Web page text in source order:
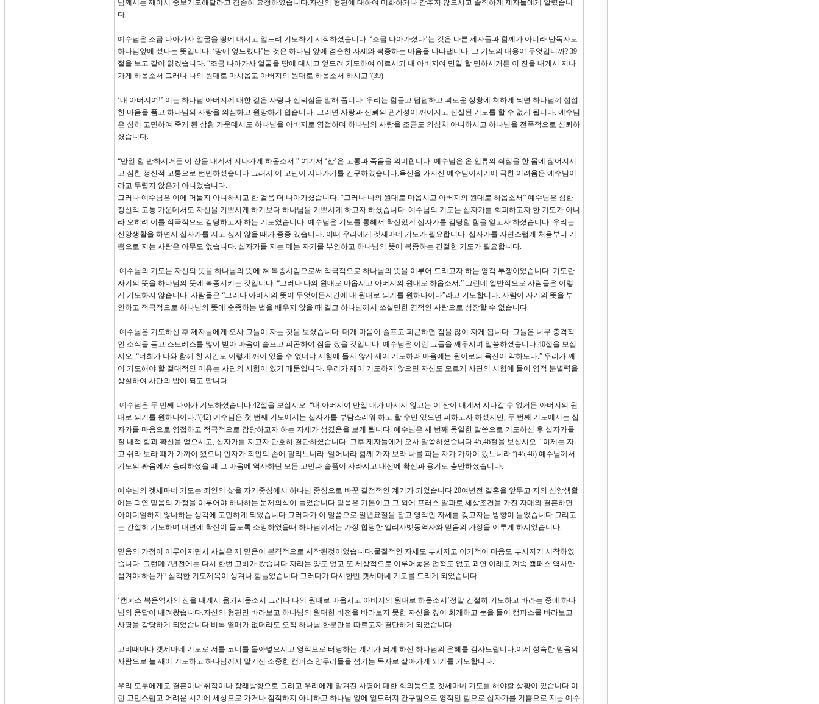
님께서는 깨어서 중보기도해달라고 겸손히 요청하였습니다.자신의 형편에 대하여 미화하거나 감추지 않으시고 솔직하게 제자들에게 알렸습니
다.
예수님은 조금 나아가사 얼굴을 땅에 대시고 엎드려 기도하기 시작하셨습니다. ‘조금 나아가셨다’는 것은 다른 제자들과 함께가 아니라 단독자로
하나님앞에 섰다는 뜻입니다. ‘땅에 엎드렸다’는 것은 하나님 앞에 겸손한 자세와 복종하는 마음을 나타냅니다. 그 기도의 내용이 무엇입니까? 39
절을 보고 같이 읽겠습니다. “조금 나아가사 얼굴을 땅에 대시고 엎드려 기도하여 이르시되 내 아버지여 만일 할 만하시거든 이 잔을 내게서 지나
가게 하옵소서 그러나 나의 원대로 마시옵고 아버지의 원대로 하옵소서 하시고”(39)
‘내 아버지여!’ 이는 하나님 아버지께 대한 깊은 사랑과 신뢰심을 말해 줍니다. 우리는 힘들고 답답하고 괴로운 상황에 처하게 되면 하나님께 섭섭
한 마음을 품고 하나님의 사랑을 의심하고 원망하기 쉽습니다. 그러면 사랑과 신뢰의 관계성이 깨어지고 진실된 기도를 할 수 없게 됩니다. 예수님
은 심히 고민하여 죽게 된 상황 가운데서도 하나님을 아버지로 영접하며 하나님의 사랑을 조금도 의심치 아니하시고 하나님을 전폭적으로 신뢰하
셨습니다.
“만일 할 만하시거든 이 잔을 내게서 지나가게 하옵소서.” 여기서 ‘잔’은 고통과 죽음을 의미합니다. 예수님은 온 인류의 죄짐을 한 몸에 짊어지시
고 심한 정신적 고통으로 번민하셨습니다.그래서 이 고난이 지나가기를 간구하였습니다.육신을 가지신 예수님이시기에 극한 어려움은 예수님이
라고 두렵지 않은게 아니었습니다.
그러나 예수님은 이에 머물지 아니하시고 한 걸음 더 나아가셨습니다. “그러나 나의 원대로 마옵시고 아버지의 원대로 하옵소서” 예수님은 심한
정신적 고통 가운데서도 자신을 기쁘시게 하기보다 하나님을 기쁘시게 하고자 하셨습니다. 예수님의 기도는 십자가를 회피하고자 한 기도가 아니
라 오히려 이를 적극적으로 감당하고자 하는 기도였습니다. 예수님은 기도를 통해서 확신있게 십자가를 감당할 힘을 얻고자 하셨습니다. 우리는
신앙생활을 하면서 십자가를 지고 싶지 않을 때가 종종 있습니다. 이때 우리에게 겟세마네 기도가 필요합니다. 십자가를 자연스럽게 처음부터 기
쁨으로 지는 사람은 아무도 없습니다. 십자가를 지는 데는 자기를 부인하고 하나님의 뜻에 복종하는 간절한 기도가 필요합니다.
예수님의 기도는 자신의 뜻을 하나님의 뜻에 쳐 복종시킴으로써 적극적으로 하나님의 뜻을 이루어 드리고자 하는 영적 투쟁이었습니다. 기도란
자기의 뜻을 하나님의 뜻에 복종시키는 것입니다. “그러나 나의 원대로 마옵시고 아버지의 원대로 하옵소서.” 그런데 일반적으로 사람들은 이렇
게 기도하지 않습니다. 사람들은 “그러나 아버지의 뜻이 무엇이든지간에 내 원대로 되기를 원하나이다”라고 기도합니다. 사람이 자기의 뜻을 부
인하고 적극적으로 하나님의 뜻에 순종하는 법을 배우지 않을 때 결코 하나님께서 쓰실만한 영적인 사람으로 성장할 수 없습니다.
예수님은 기도하신 후 제자들에게 오사 그들이 자는 것을 보셨습니다. 대개 마음이 슬프고 피곤하면 잠을 많이 자게 됩니다. 그들은 너무 충격적
인 소식을 듣고 스트레스를 많이 받아 마음이 슬프고 피곤하여 잠을 잤을 것입니다. 예수님은 이런 그들을 깨우시며 말씀하셨습니다.40절을 보십
시오. “너희가 나와 함께 한 시간도 이렇게 깨어 있을 수 없더냐 시험에 들지 않게 깨어 기도하라 마음에는 원이로되 육신이 약하도다.” 우리가 깨
어 기도해야 할 절대적인 이유는 사단의 시험이 있기 때문입니다. 우리가 깨어 기도하지 않으면 자신도 모르게 사단의 시험에 들어 영적 분별력을
상실하여 사단의 밥이 되고 맙니다.
예수님은 두 번째 나아가 기도하셨습니다.42절을 보십시오. “내 아버지여 만일 내가 마시지 않고는 이 잔이 내게서 지나갈 수 없거든 아버지의 원
대로 되기를 원하나이다.”(42) 예수님은 첫 번째 기도에서는 십자가를 부담스러워 하고 할 수만 있으면 피하고자 하셨지만, 두 번째 기도에서는 십
자가를 마음으로 영접하고 적극적으로 감당하고자 하는 자세가 생겼음을 보게 됩니다. 예수님은 세 번째 동일한 말씀으로 기도하신 후 십자가를
질 내적 힘과 확신을 얻으시고, 십자가를 지고자 단호히 결단하셨습니다. 그후 제자들에게 오사 말씀하셨습니다.45,46절을 보십시오. “이제는 자
고 쉬라 보라 때가 가까이 왔으니 인자가 죄인의 손에 팔리느니라 일어나라 함께 가자 보라 나를 파는 자가 가까이 왔느니라.”(45,46) 예수님께서
기도의 싸움에서 승리하셨을 때 그 마음에 역사하던 모든 고민과 슬픔이 사라지고 대신에 확신과 용기로 충만하셨습니다.
예수님의 겟세마네 기도는 죄인의 삶을 자기중심에서 하나님 중심으로 바꾼 결정적인 계기가 되었습니다.20여년전 결혼을 앞두고 저의 신앙생활
에는 과연 믿음의 가정을 이루어야 하나하는 문제의식이 들었습니다.믿음은 기본이고 그 외에 프러스 알파로 세상조건을 가진 자매와 결혼하면
아이디얼하지 않나하는 생각에 고민하게 되었습니다.그러다가 이 말씀으로 일년요절을 잡고 영적인 자세를 갖고자는 방향이 들었습니다.그리고
는 간절히 기도하며 내면에 확신이 들도록 소망하였을때 하나님께서는 가장 합당한 엘리사벳동역자와 믿음의 가정을 이루게 하시었습니다.
믿음의 가정이 이루어지면서 사실은 제 믿음이 본격적으로 시작된것이었습니다.물질적인 자세도 부서지고 이기적이 마음도 부서지기 시작하였
습니다. 그런데 7년전에는 다시 한번 고비가 왔습니다.자라는 양도 없고 또 세상적으로 이루어놓은 업적도 없고 과연 이래도 계속 캠퍼스 역사만
섬겨야 하는가? 심각한 기도제목이 생겨나 힘들었습니다.그러다가 다시한번 겟세마네 기도를 드리게 되었습니다.
‘캠퍼스 복음역사의 잔을 내게서 옮기시옵소서 그러나 나의 원대로 마옵시고 아버지의 원대로 하옵소서’정말 간절히 기도하고 바라는 중에 하나
님의 응답이 내려왔습니다.자신의 형편만 바라보고 하나님의 원대한 비전을 바라보지 못한 자신을 깊이 회개하고 눈을 들어 캠퍼스를 바라보고
사명을 감당하게 되었습니다.비록 열매가 없더라도 오직 하나님 한분만을 따르고자 결단하게 되었습니다.
고비때마다 겟세마네 기도로 저를 코너를 몰아넣으시고 영적으로 터닝하는 계기가 되게 하신 하나님의 은혜를 감사드립니다.이제 성숙한 믿음의
사람으로 늘 깨어 기도하고 하나님께서 맡기신 소중한 캠퍼스 양무리들을 섬기는 목자로 살아가게 되기를 기도합니다.
우리 모두에게도 결혼이나 취직이나 장래방향으로 그리고 우리에게 맡겨진 사명에 대한 회의등으로 겟세마네 기도를 해야할 상황이 있습니다.이
런 고민스럽고 어려운 시기에 세상으로 가거나 잠적하지 아니하고 하나님 앞에 엎드러져 간구함으로 영적인 힘으로 십자가를 기쁨으로 지는 예수